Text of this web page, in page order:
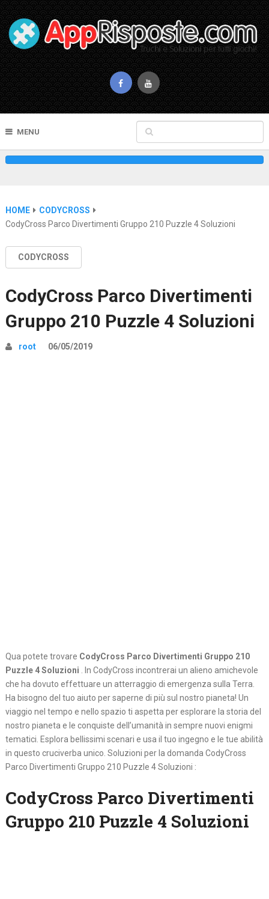
MENU
HOME
CODYCROSS
CodyCross Parco Divertimenti Gruppo 210 Puzzle 4 Soluzioni
CODYCROSS
CodyCross Parco Divertimenti
Gruppo 210 Puzzle 4 Soluzioni
root 06/05/2019
Qua potete trovare CodyCross Parco Divertimenti Gruppo 210
Puzzle 4 Soluzioni . In CodyCross incontrerai un alieno amichevole
che ha dovuto effettuare un atterraggio di emergenza sulla Terra.
Ha bisogno del tuo aiuto per saperne di più sul nostro pianeta! Un
viaggio nel tempo e nello spazio ti aspetta per esplorare la storia del
nostro pianeta e le conquiste dell’umanità in sempre nuovi enigmi
tematici. Esplora bellissimi scenari e usa il tuo ingegno e le tue abilità
in questo cruciverba unico. Soluzioni per la domanda CodyCross
Parco Divertimenti Gruppo 210 Puzzle 4 Soluzioni :
CodyCross Parco Divertimenti
Gruppo 210 Puzzle 4 Soluzioni